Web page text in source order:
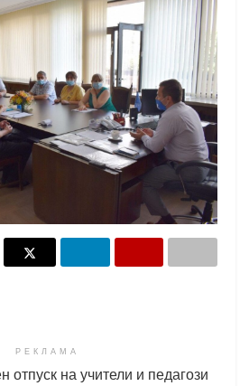
РЕКЛАМА
отпуск на учители и педагози